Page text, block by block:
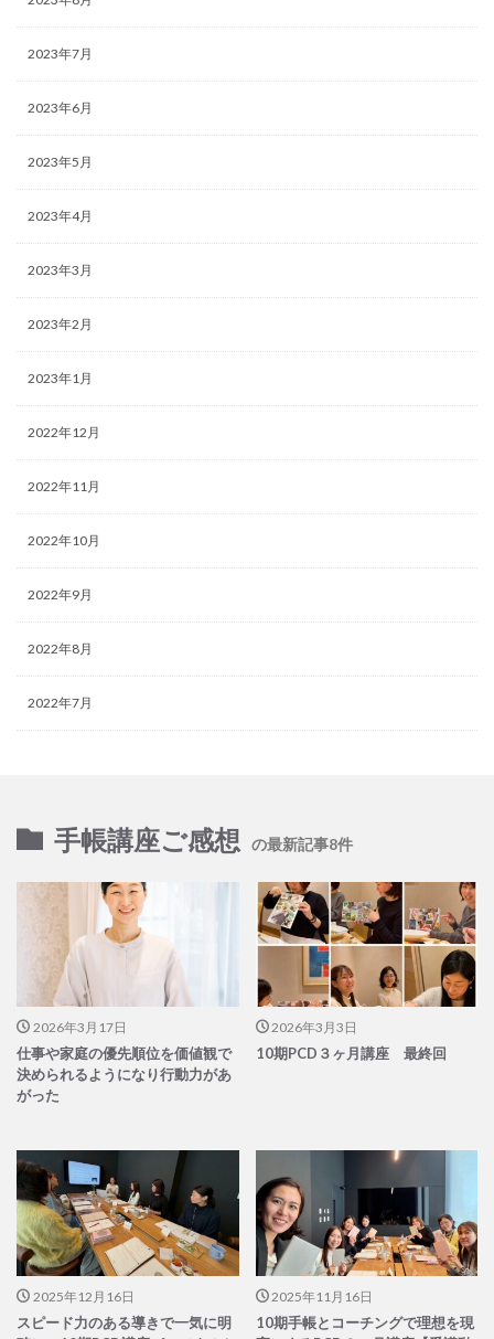
2023年7月
2023年6月
2023年5月
2023年4月
2023年3月
2023年2月
2023年1月
2022年12月
2022年11月
2022年10月
2022年9月
2022年8月
2022年7月
手帳講座ご感想 の最新記事8件
2026年3月17日
仕事や家庭の優先順位を価値観で
決められるようになり行動力があ
がった
2026年3月3日
10期PCD３ヶ月講座 最終回
2025年12月16日
スピード力のある導きで一気に明
2025年11月16日
10期手帳とコーチングで理想を現